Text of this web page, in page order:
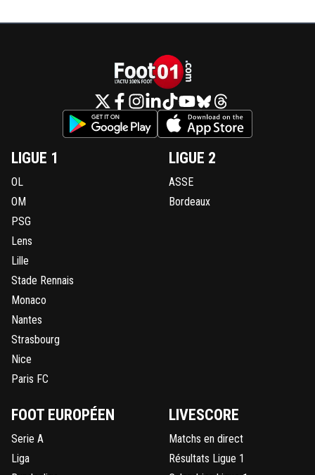
LIGUE 1
OL
OM
PSG
Lens
Lille
Stade Rennais
Monaco
Nantes
Strasbourg
Nice
Paris FC
LIGUE 2
ASSE
Bordeaux
FOOT EUROPÉEN
Serie A
Liga
LIVESCORE
Matchs en direct
Résultats Ligue 1